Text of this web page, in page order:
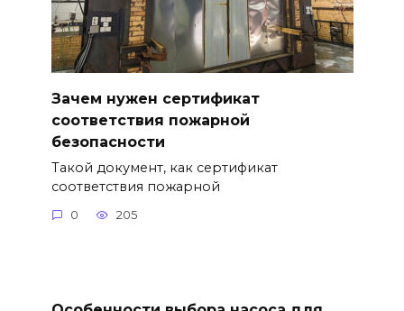
Зачем нужен сертификат
соответствия пожарной
безопасности
Такой документ, как сертификат
соответствия пожарной
0 205